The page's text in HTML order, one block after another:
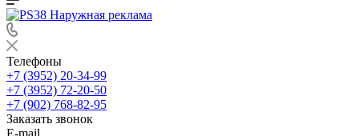
Телефоны
+7 (3952) 20-34-99
+7 (3952) 72-20-50
+7 (902) 768-82-95
Заказать звонок
E-mail